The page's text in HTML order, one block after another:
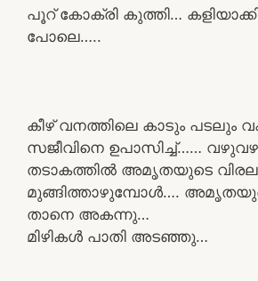
പൂറ് കോക്രി കുത്തി… കളിയാക്കി
പോലെ…..
കീഴ് വനത്തിലെ കാടും പടലും
സജീവിനെ ഉപാസിച്ച്……
തടാകത്തിൽ അമൃതയുടെ
മുങ്ങിത്താഴുമ്പോൾ….
താനെ അകന്നു…
മിഴികൾ പാതി അടഞ്ഞു…